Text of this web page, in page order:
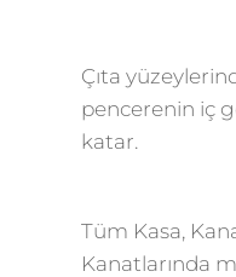
Çıta
pencerenin iç
katar.
Tüm Kasa,
Kanatlarında